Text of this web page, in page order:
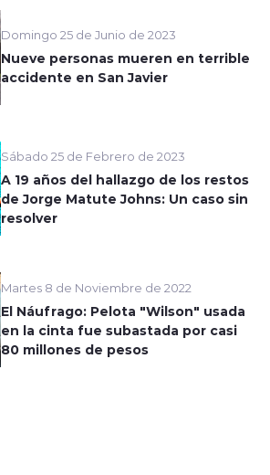
Domingo 25 de Junio de 2023
Nueve personas mueren en terrible
accidente en San Javier
Sábado 25 de Febrero de 2023
A 19 años del hallazgo de los restos
de Jorge Matute Johns: Un caso sin
resolver
Martes 8 de Noviembre de 2022
El Náufrago: Pelota "Wilson" usada
en la cinta fue subastada por casi
80 millones de pesos